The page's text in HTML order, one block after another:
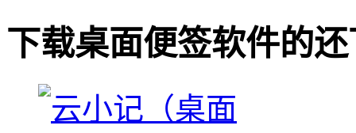
下载桌面便签软件的